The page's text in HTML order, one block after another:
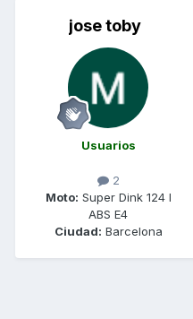
jose toby
Usuarios
2
Moto: Super Dink 124 I
ABS E4
Ciudad: Barcelona